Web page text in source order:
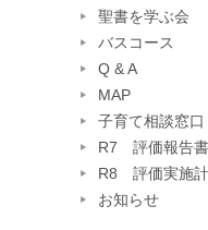
聖書を学ぶ会
バスコース
Q & A
MAP
子育て相談窓口
R7 評価報告書
R8 評価実施
お知らせ